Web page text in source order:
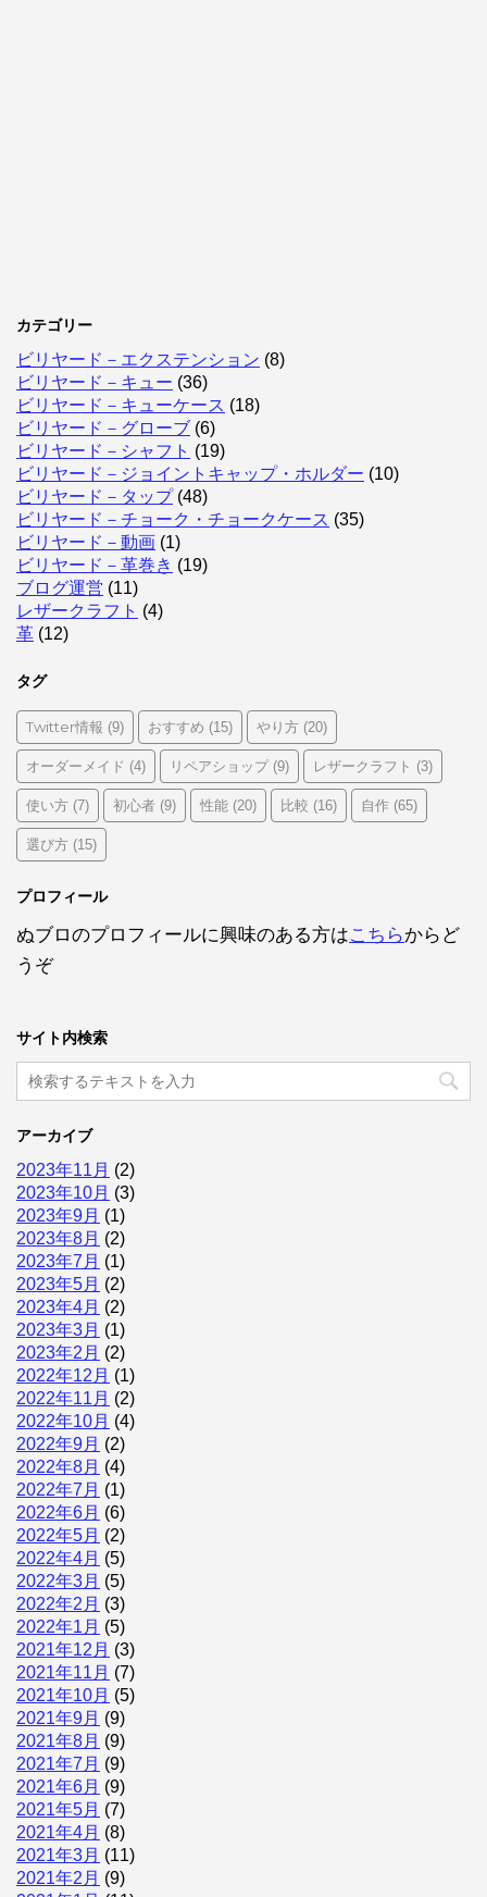
カテゴリー
ビリヤード－エクステンション (8)
ビリヤード－キュー (36)
ビリヤード－キューケース (18)
ビリヤード－グローブ (6)
ビリヤード－シャフト (19)
ビリヤード－ジョイントキャップ・ホルダー (10)
ビリヤード－タップ(48)
ビリヤード－チョーク・チョークケース (35)
ビリヤード－動画 (1)
ビリヤード－革巻き (19)
ブログ運営 (11)
レザークラフト (4)
革 (12)
タグ
Twitter情報 (9) おすすめ (15) やり方 (20)
オーダーメイド (4) リペアショップ(9) レザークラフト (3)
使い方 (7) 初心者 (9) 性能 (20) 比較 (16) 自作 (65)
選び方 (15)
プロフィール
ぬブロのプロフィールに興味のある方はこちらからど
うぞ
サイト内検索
アーカイブ
2023年11月 (2)
2023年10月 (3)
2023年9月 (1)
2023年8月 (2)
2023年7月 (1)
2023年5月 (2)
2023年4月 (2)
2023年3月 (1)
2023年2月 (2)
2022年12月 (1)
2022年11月 (2)
2022年10月 (4)
2022年9月 (2)
2022年8月 (4)
2022年7月 (1)
2022年6月 (6)
2022年5月 (2)
2022年4月 (5)
2022年3月 (5)
2022年2月 (3)
2022年1月 (5)
2021年12月 (3)
2021年11月 (7)
2021年10月 (5)
2021年9月 (9)
2021年8月 (9)
2021年7月 (9)
2021年6月 (9)
2021年5月 (7)
2021年4月 (8)
2021年3月 (11)
2021年2月 (9)